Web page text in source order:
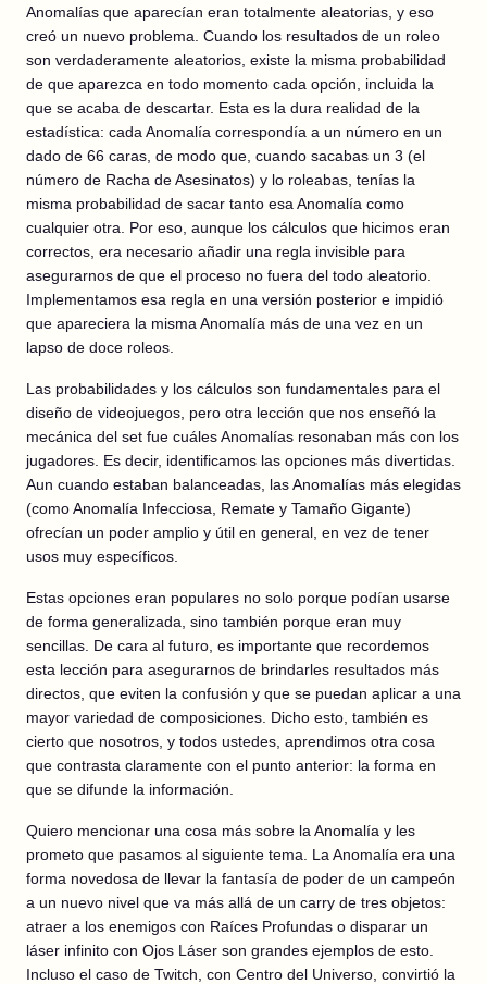
Anomalías que aparecían eran totalmente aleatorias, y eso
creó un nuevo problema. Cuando los resultados de un roleo
son verdaderamente aleatorios, existe la misma probabilidad
de que aparezca en todo momento cada opción, incluida la
que se acaba de descartar. Esta es la dura realidad de la
estadística: cada Anomalía correspondía a un número en un
dado de 66 caras, de modo que, cuando sacabas un 3 (el
número de Racha de Asesinatos) y lo roleabas, tenías la
misma probabilidad de sacar tanto esa Anomalía como
cualquier otra. Por eso, aunque los cálculos que hicimos eran
correctos, era necesario añadir una regla invisible para
asegurarnos de que el proceso no fuera del todo aleatorio.
Implementamos esa regla en una versión posterior e impidió
que apareciera la misma Anomalía más de una vez en un
lapso de doce roleos.
Las probabilidades y los cálculos son fundamentales para el
diseño de videojuegos, pero otra lección que nos enseñó la
mecánica del set fue cuáles Anomalías resonaban más con los
jugadores. Es decir, identificamos las opciones más divertidas.
Aun cuando estaban balanceadas, las Anomalías más elegidas
(como Anomalía Infecciosa, Remate y Tamaño Gigante)
ofrecían un poder amplio y útil en general, en vez de tener
usos muy específicos.
Estas opciones eran populares no solo porque podían usarse
de forma generalizada, sino también porque eran muy
sencillas. De cara al futuro, es importante que recordemos
esta lección para asegurarnos de brindarles resultados más
directos, que eviten la confusión y que se puedan aplicar a una
mayor variedad de composiciones. Dicho esto, también es
cierto que nosotros, y todos ustedes, aprendimos otra cosa
que contrasta claramente con el punto anterior: la forma en
que se difunde la información.
Quiero mencionar una cosa más sobre la Anomalía y les
prometo que pasamos al siguiente tema. La Anomalía era una
forma novedosa de llevar la fantasía de poder de un campeón
a un nuevo nivel que va más allá de un carry de tres objetos:
atraer a los enemigos con Raíces Profundas o disparar un
láser infinito con Ojos Láser son grandes ejemplos de esto.
Incluso el caso de Twitch, con Centro del Universo, convirtió la